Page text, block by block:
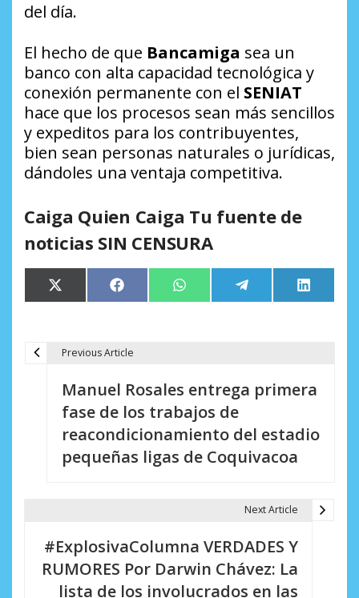
del día.
El hecho de que Bancamiga sea un
banco con alta capacidad tecnológica y
conexión permanente con el SENIAT
hace que los procesos sean más sencillos
y expeditos para los contribuyentes,
bien sean personas naturales o jurídicas,
dándoles una ventaja competitiva.
Caiga Quien Caiga Tu fuente de
noticias SIN CENSURA
Compartir
en
X
(Twitter)
Compartir
en
Facebook Compartir
en
WhatsApp Compartir
en
Telegram
en
LinkedIn
Previous Article
Manuel Rosales entrega primera
fase de los trabajos de
reacondicionamiento del estadio
pequeñas ligas de Coquivacoa
Next Article
#ExplosivaColumna VERDADES Y
RUMORES Por Darwin Chávez: La
lista de los involucrados en las